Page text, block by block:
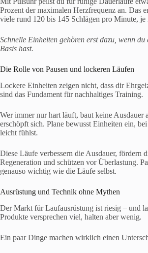
Prozent der maximalen Herzfrequenz an. Das
viele rund 120 bis 145 Schlägen pro Minute, je
Schnelle Einheiten gehören erst dazu, wenn du
Basis hast.
Die Rolle von Pausen und lockeren Läufen
Lockere Einheiten zeigen nicht, dass dir
sind das Fundament für nachhaltiges Training.
Wer immer nur hart läuft, baut keine Ausdauer
erschöpft sich. Plane bewusst Einheiten ein,
leicht fühlst.
Diese Läufe verbessern die Ausdauer, fördern
Regeneration und schützen vor Überlastung.
genauso wichtig wie die Läufe selbst.
Ausrüstung und Technik ohne Mythen
Der Markt für Laufausrüstung ist riesig – und
Produkte versprechen viel, halten aber wenig.
Ein paar Dinge machen wirklich einen